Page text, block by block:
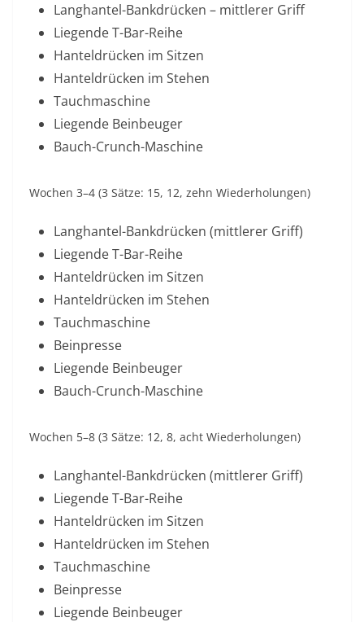
Langhantel-Bankdrücken – mittlerer Griff
Liegende T-Bar-Reihe
Hanteldrücken im Sitzen
Hanteldrücken im Stehen
Tauchmaschine
Liegende Beinbeuger
Bauch-Crunch-Maschine
Wochen 3–4 (3 Sätze: 15, 12, zehn Wiederholungen)
Langhantel-Bankdrücken (mittlerer Griff)
Liegende T-Bar-Reihe
Hanteldrücken im Sitzen
Hanteldrücken im Stehen
Tauchmaschine
Beinpresse
Liegende Beinbeuger
Bauch-Crunch-Maschine
Wochen 5–8 (3 Sätze: 12, 8, acht Wiederholungen)
Langhantel-Bankdrücken (mittlerer Griff)
Liegende T-Bar-Reihe
Hanteldrücken im Sitzen
Hanteldrücken im Stehen
Tauchmaschine
Beinpresse
Liegende Beinbeuger